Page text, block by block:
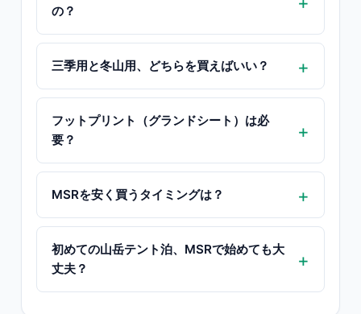
の？
三季用と冬山用、どちらを買えばいい？
フットプリント（グランドシート）は必
要？
MSRを安く買うタイミングは？
初めての山岳テント泊、MSRで始めても大
丈夫？